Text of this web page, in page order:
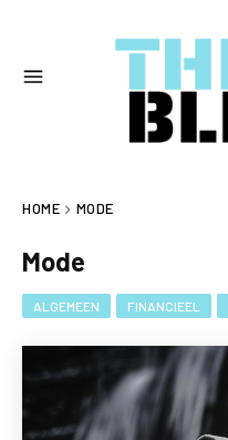
HOME MODE
Mode
ALGEMEEN FINANCIEEL